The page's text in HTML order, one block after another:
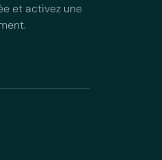
et activez une